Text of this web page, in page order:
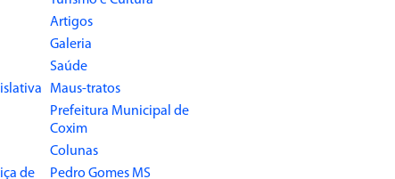
Artigos
Galeria
Saúde
Maus-tratos
Prefeitura Municipal de
Coxim
Colunas
de Pedro Gomes MS